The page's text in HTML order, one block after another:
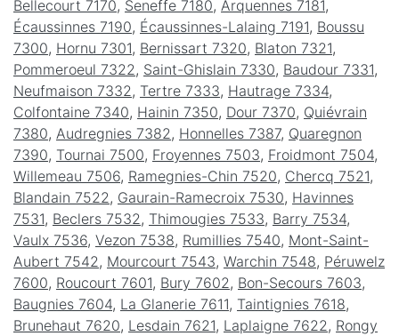
Bellecourt 7170, Seneffe 7180, Arquennes 7181,
Écaussinnes 7190, Écaussinnes-Lalaing 7191, Boussu
7300, Hornu 7301, Bernissart 7320, Blaton 7321,
Pommeroeul 7322 , Saint-Ghislain 7330, Baudour 7331,
Neufmaison 7332 , Tertre 7333, Hautrage 7334,
Colfontaine 7340, Hainin 7350, Dour 7370, Quiévrain
7380, Audregnies 7382 , Honnelles 7387, Quaregnon
7390, Tournai 7500, Froyennes 7503, Froidmont 7504,
Willemeau 7506, Ramegnies-Chin 7520, Chercq 7521,
Blandain 7522 , Gaurain-Ramecroix 7530, Havinnes
7531, Beclers 7532 , Thimougies 7533, Barry 7534,
Vaulx 7536, Vezon 7538, Rumillies 7540, Mont-Saint-
Aubert 7542 , Mourcourt 7543, Warchin 7548, Péruwelz
7600, Roucourt 7601, Bury 7602 , Bon-Secours 7603,
Baugnies 7604, La Glanerie 7611, Taintignies 7618,
Brunehaut 7620, Lesdain 7621, Laplaigne 7622 , Rongy